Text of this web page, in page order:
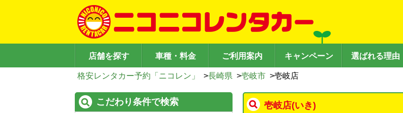
店舗を探す 車種・料金 ご利用案内 キャンペーン 選ばれる理由
格安レンタカー予約「ニコレン」 >長崎県 >壱岐市 >壱岐店
壱岐店(いき)
こだわり条件で検索